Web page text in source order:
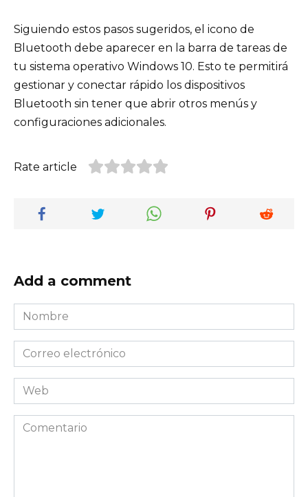
Siguiendo estos pasos sugeridos, el icono de
Bluetooth debe aparecer en la barra de tareas de
tu sistema operativo Windows 10. Esto te permitirá
gestionar y conectar rápido los dispositivos
Bluetooth sin tener que abrir otros menús y
configuraciones adicionales.
Rate article
Add a comment
Nombre
*
Correo
electrónico
*Web
Comentario